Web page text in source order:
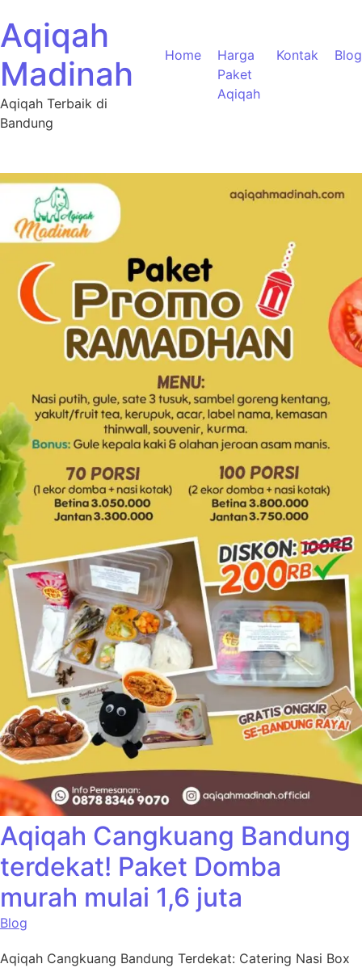
Aqiqah
Madinah
Aqiqah Terbaik di
Bandung
Home
Harga
Paket
Aqiqah
Kontak Blog
Aqiqah Cangkuang Bandung
terdekat! Paket Domba
murah mulai 1,6 juta
Blog
Aqiqah Cangkuang Bandung Terdekat: Catering Nasi Box